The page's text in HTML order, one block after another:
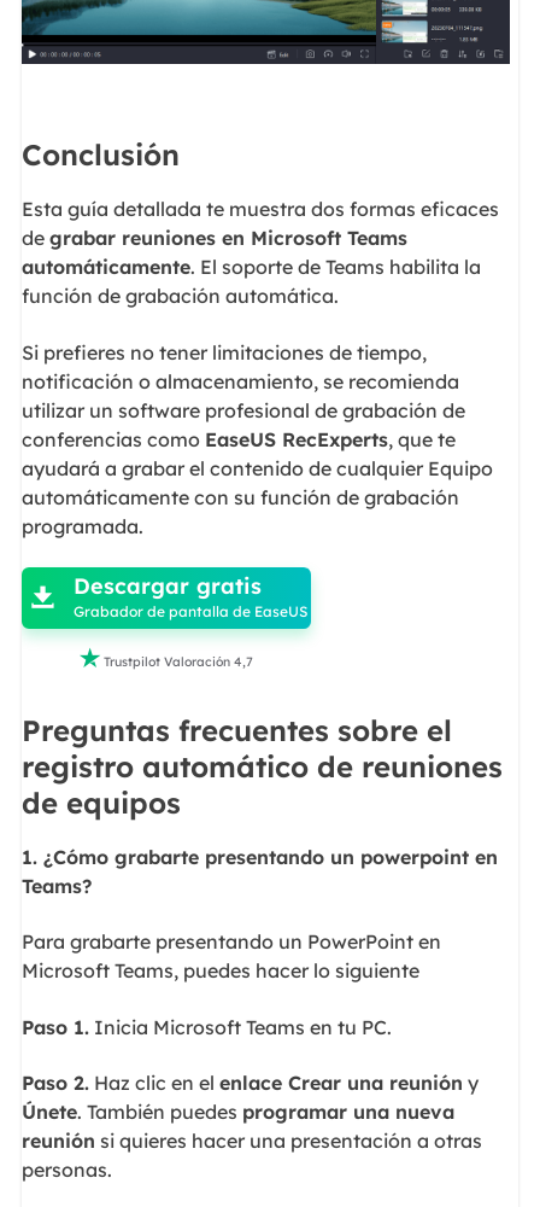
Conclusión
Esta guía detallada te muestra dos formas eficaces
de grabar reuniones en Microsoft Teams
automáticamente. El soporte de Teams habilita la
función de grabación automática.
Si prefieres no tener limitaciones de tiempo,
notificación o almacenamiento, se recomienda
utilizar un software profesional de grabación de
conferencias como EaseUS RecExperts, que te
ayudará a grabar el contenido de cualquier Equipo
automáticamente con su función de grabación
programada.

 Descargar gratis
Grabador de pantalla de EaseUS
 Trustpilot Valoración 4,7
Preguntas frecuentes sobre el
registro automático de reuniones
de equipos
1. ¿Cómo grabarte presentando un powerpoint en
Teams?
Para grabarte presentando un PowerPoint en
Microsoft Teams, puedes hacer lo siguiente
Paso 1.Inicia Microsoft Teams en tu PC.
Paso 2.Haz clic en el enlace Crear una reunión y
Únete. También puedes programar una nueva
reunión si quieres hacer una presentación a otras
personas.